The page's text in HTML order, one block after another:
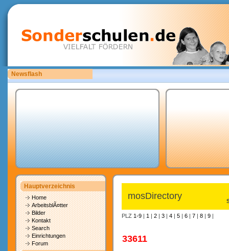
Newsflash
Sonderschulen.de ist auf der Suche nach Mitarbeitern.
Hauptverzeichnis
Home
ArbeitsblÃ¤tter
Bilder
Kontakt
Search
Einrichtungen
Forum
mosDirectory
PLZ 1-9 | 1 | 2 | 3 | 4 | 5 | 6 | 7 | 8 | 9 |
33611